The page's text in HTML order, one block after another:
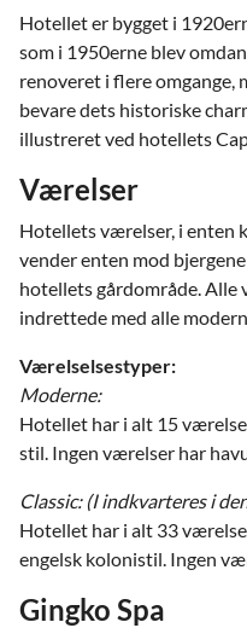
Hotellet er bygget i
som i 1950erne blev
renoveret i flere omgange,
bevare dets historiske
illustreret ved hotellets
Værelser
Hotellets værelser, i enten
vender enten mod
hotellets gårdområde.
indrettede med alle
Værelselsestyper:
Moderne:
Hotellet har i alt 15
stil. Ingen værelser har
Classic: (I indkvarteres i
Hotellet har i alt 33
engelsk kolonistil. Ingen
Gingko Spa